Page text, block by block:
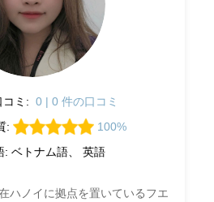
コミ: 0 | 0 件の口コミ
:
100%
: ベトナム語、 英語
ハノイに拠点を置いているフエ